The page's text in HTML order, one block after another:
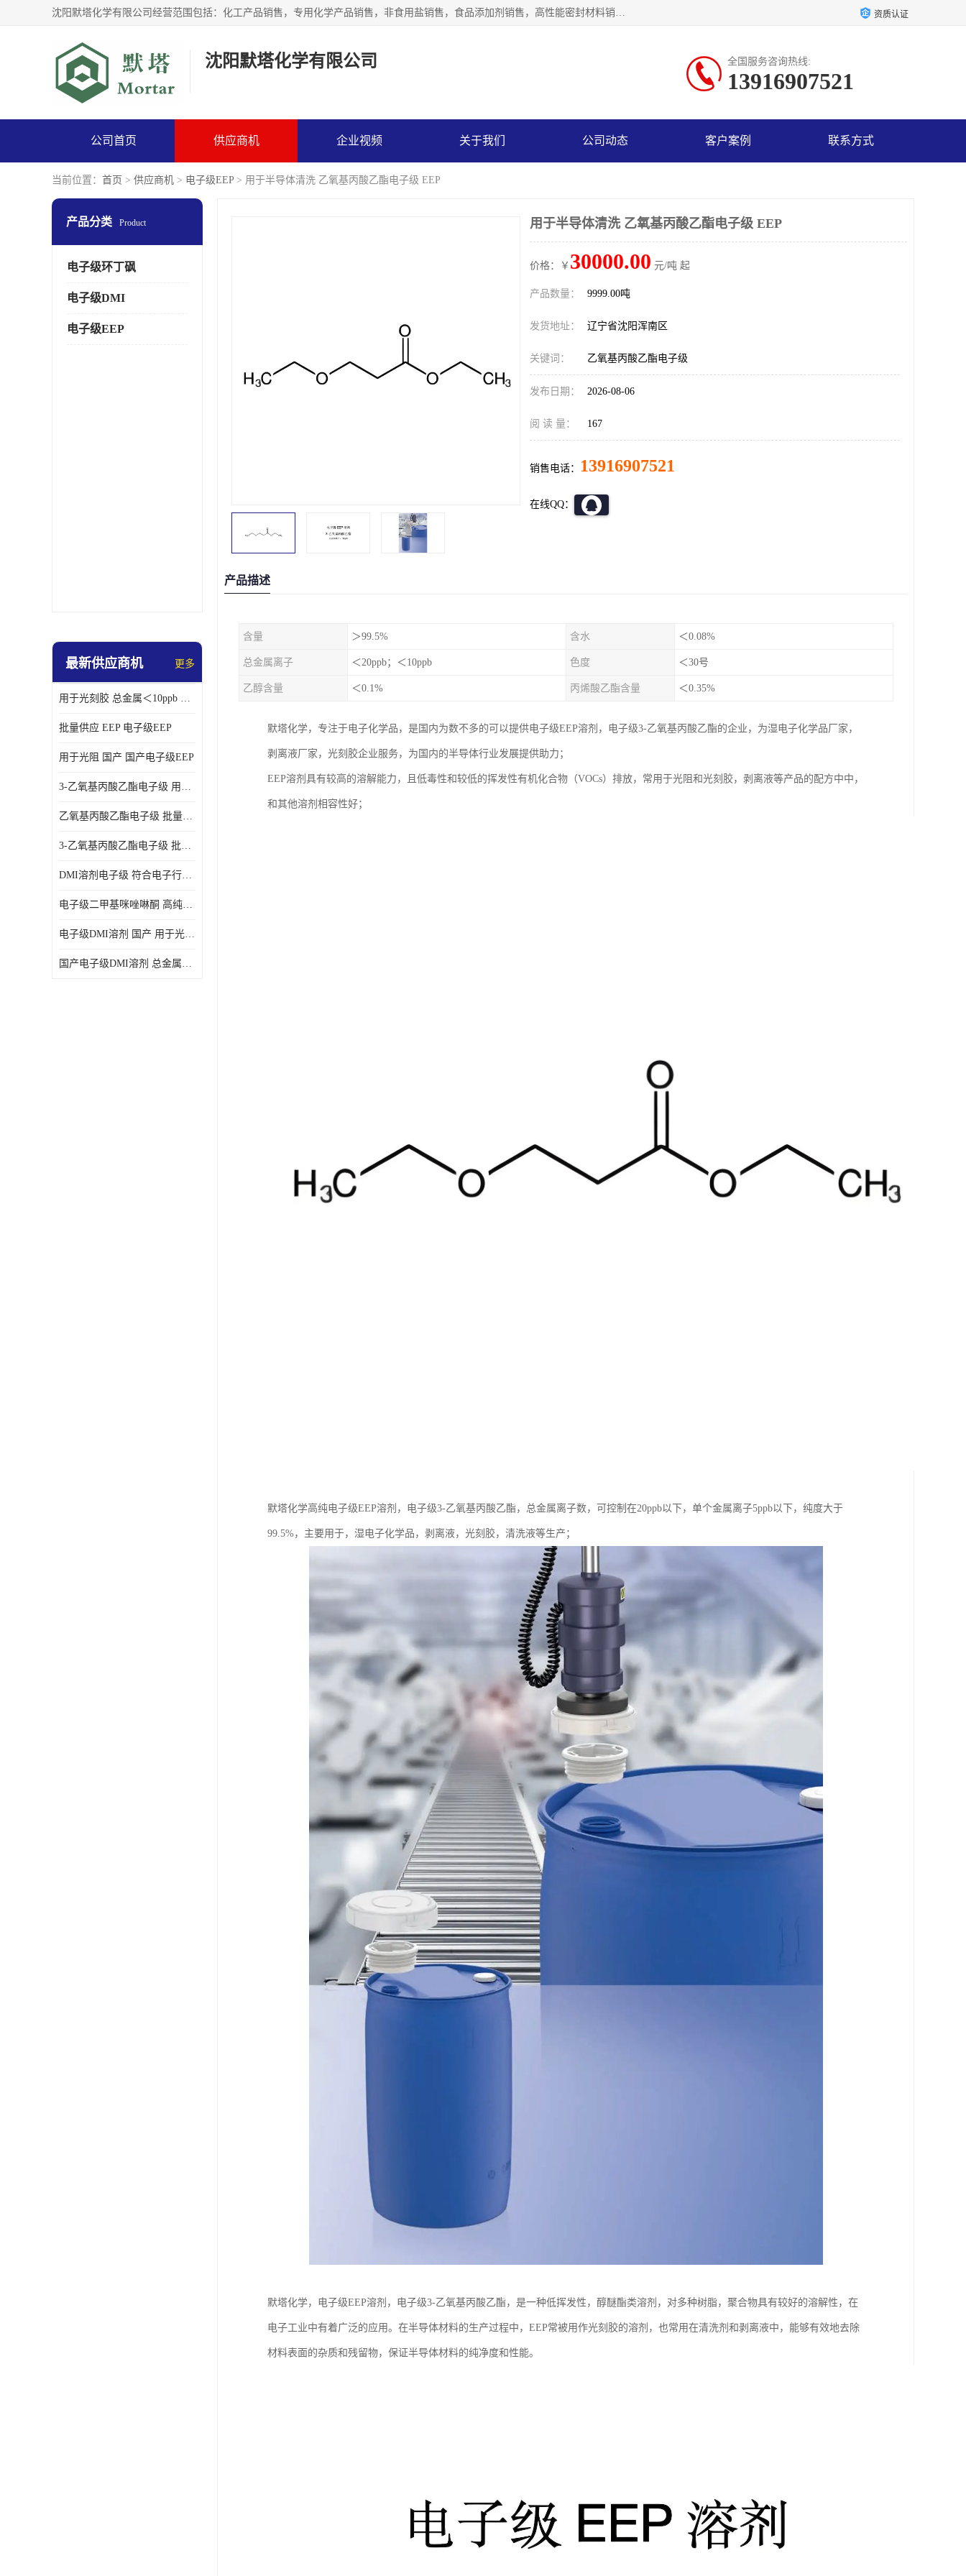
沈阳默塔化学有限公司经营范围包括：化工产品销售，专用化学产品销售，非食用盐销售，食品添加剂销售，高性能密封材料销售，涂料销售，合成材料销售，工程塑料及合成树脂销售等；主要产品有高纯电子级环丁砜，总金属离子可控制在ppb级别、纯度高、颜色浅、耐高温分解时间长，特别适合于半导体制造，硅片晶圆制造，清洗湿电子化学品，锂电池电解液，电子油墨，特种材料等高端行业；也适用于医药合成。 资质认证
沈阳默塔化学有限公司 全国服务咨询热线:
13916907521
公司首页 供应商机 企业视频 关于我们 公司动态 客户案例 联系方式
当前位置： 首页 > 供应商机 > 电子级EEP > 用于半导体清洗 乙氧基丙酸乙酯电子级 EEP
产品分类 Product
电子级环丁砜
电子级DMI
电子级EEP
最新供应商机 更多
用于光刻胶 总金属＜10ppb 电子级EEP溶剂
批量供应 EEP 电子级EEP
用于光阻 国产 国产电子级EEP
3-乙氧基丙酸乙酯电子级 用于剥离液 国产
乙氧基丙酸乙酯电子级 批量供应 电子级
3-乙氧基丙酸乙酯电子级 批量供应
DMI溶剂电子级 符合电子行业要求
电子级二甲基咪唑啉酮 高纯度 用于光阻
电子级DMI溶剂 国产 用于光刻胶
国产电子级DMI溶剂 总金属小于20ppb 用于半导体清洗
用于半导体清洗 乙氧基丙酸乙酯电子级 EEP
价格：￥ 30000.00 元/吨 起
产品数量： 9999.00吨
发货地址： 辽宁省沈阳浑南区
关键词： 乙氧基丙酸乙酯电子级
发布日期： 2026-08-06
阅 读 量： 167
销售电话： 13916907521
在线QQ：
产品描述
含量 ＞99.5% 含水 ＜0.08%
总金属离子 ＜20ppb；＜10ppb 色度 ＜30号
乙醇含量 ＜0.1% 丙烯酸乙酯含量 ＜0.35%
默塔化学，专注于电子化学品，是国内为数不多的可以提供电子级EEP溶剂，电子级3-乙氧基丙酸乙酯的企业，为湿电子化学品厂家，
剥离液厂家，光刻胶企业服务，为国内的半导体行业发展提供助力；
EEP溶剂具有较高的溶解能力，且低毒性和较低的挥发性有机化合物（VOCs）排放，常用于光阻和光刻胶，剥离液等产品的配方中中，
和其他溶剂相容性好；
默塔化学高纯电子级EEP溶剂，电子级3-乙氧基丙酸乙酯，总金属离子数，可控制在20ppb以下，单个金属离子5ppb以下，纯度大于
99.5%，主要用于，湿电子化学品，剥离液，光刻胶，清洗液等生产；
默塔化学，电子级EEP溶剂，电子级3-乙氧基丙酸乙酯，是一种低挥发性，醇醚酯类溶剂，对多种树脂，聚合物具有较好的溶解性，在
电子工业中有着广泛的应用。在半导体材料的生产过程中，EEP常被用作光刻胶的溶剂，也常用在清洗剂和剥离液中，能够有效地去除
材料表面的杂质和残留物，保证半导体材料的纯净度和性能。